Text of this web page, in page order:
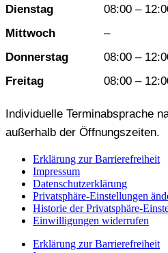
Dienstag
08:00 –
Mittwoch
–
Donnerstag
08:00 –
Freitag
08:00 –
Individuelle Terminabsprache
außerhalb der Öffnungszeiten.
Erklärung zur Barrierefreiheit
Impressum
Datenschutzerklärung
Privatsphäre-Einstellungen
Historie der Privatsphäre-
Einwilligungen widerrufen
Erklärung zur Barrierefreiheit